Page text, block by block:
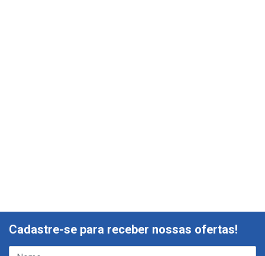
Cadastre-se para receber nossas ofertas!